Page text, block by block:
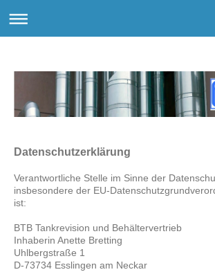
Datenschutzerklärung
Verantwortliche Stelle im Sinne der
insbesondere der EU-
ist:
BTB Tankrevision und Behältervertrieb
Inhaberin Anette Bretting
Uhlbergstraße 1
D-73734 Esslingen am Neckar